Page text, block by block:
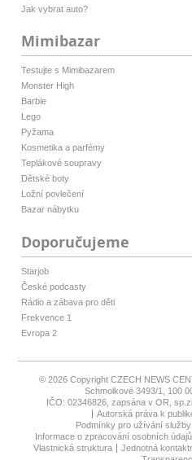
Jak vybrat auto?
Mimibazar
Testujte s Mimibazarem
Monster High
Barbie
Lego
Pyžama
Kosmetika a parfémy
Teplákové soupravy
Dětské boty
Ložní povlečení
Bazar nábytku
Doporučujeme
Starjob
České podcasty
Rádio a zábava pro děti
Frekvence 1
Evropa 2
© 2026 Copyright CZECH NEWS
Schmolkové 3493/1, 100
IČO: 02346826, zapsána v OR,
Autorská práva k
Podmínky pro užívání
Informace o zpracování osobních údajů
Vlastnická struktura
Jednotná